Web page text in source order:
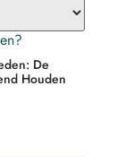
De
Houden